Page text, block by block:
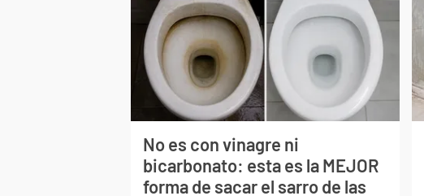
No es con vinagre ni
bicarbonato: esta es la MEJOR
forma de sacar el sarro de las